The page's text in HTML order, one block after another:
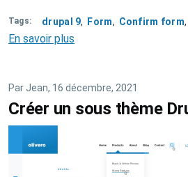
Tags drupal 9 Form Confirm form
En savoir plus
confirmFormBase
en
un
Par Jean, 16 décembre, 2021
Créer un sous thème